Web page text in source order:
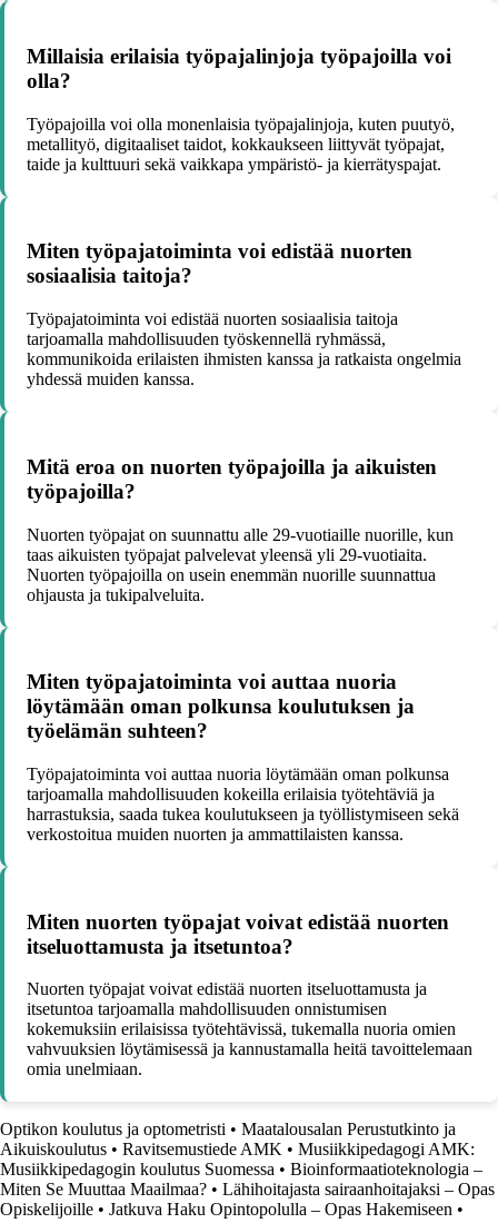
Millaisia erilaisia työpajalinjoja työpajoilla voi
olla?
Työpajoilla voi olla monenlaisia työpajalinjoja, kuten puutyö,
metallityö, digitaaliset taidot, kokkaukseen liittyvät työpajat,
taide ja kulttuuri sekä vaikkapa ympäristö- ja kierrätyspajat.
Miten työpajatoiminta voi edistää nuorten
sosiaalisia taitoja?
Työpajatoiminta voi edistää nuorten sosiaalisia taitoja
tarjoamalla mahdollisuuden työskennellä ryhmässä,
kommunikoida erilaisten ihmisten kanssa ja ratkaista ongelmia
yhdessä muiden kanssa.
Mitä eroa on nuorten työpajoilla ja aikuisten
työpajoilla?
Nuorten työpajat on suunnattu alle 29-vuotiaille nuorille, kun
taas aikuisten työpajat palvelevat yleensä yli 29-vuotiaita.
Nuorten työpajoilla on usein enemmän nuorille suunnattua
ohjausta ja tukipalveluita.
Miten työpajatoiminta voi auttaa nuoria
löytämään oman polkunsa koulutuksen ja
työelämän suhteen?
Työpajatoiminta voi auttaa nuoria löytämään oman polkunsa
tarjoamalla mahdollisuuden kokeilla erilaisia työtehtäviä ja
harrastuksia, saada tukea koulutukseen ja työllistymiseen sekä
verkostoitua muiden nuorten ja ammattilaisten kanssa.
Miten nuorten työpajat voivat edistää nuorten
itseluottamusta ja itsetuntoa?
Nuorten työpajat voivat edistää nuorten itseluottamusta ja
itsetuntoa tarjoamalla mahdollisuuden onnistumisen
kokemuksiin erilaisissa työtehtävissä, tukemalla nuoria omien
vahvuuksien löytämisessä ja kannustamalla heitä tavoittelemaan
omia unelmiaan.
Optikon koulutus ja optometristi • Maatalousalan Perustutkinto ja
Aikuiskoulutus • Ravitsemustiede AMK • Musiikkipedagogi AMK:
Musiikkipedagogin koulutus Suomessa • Bioinformaatioteknologia –
Miten Se Muuttaa Maailmaa? • Lähihoitajasta sairaanhoitajaksi – Opas
Opiskelijoille • Jatkuva Haku Opintopolulla – Opas Hakemiseen •